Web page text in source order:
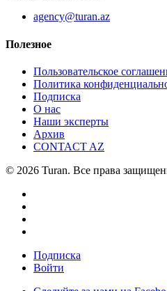
agency@turan.az
Полезное
Пользовательское
Политика
Подписка
О нас
Наши эксперты
Архив
CONTACT AZ
© 2026 Turan. Все права
Подписка
Войти